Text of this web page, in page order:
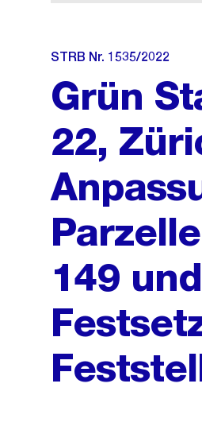
STRB Nr. 1535/2022
Grün
22,
149